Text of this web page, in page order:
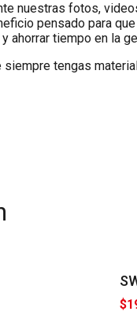
nuestras fotos,
pensado para
ahorrar tiempo en la
siempre tengas